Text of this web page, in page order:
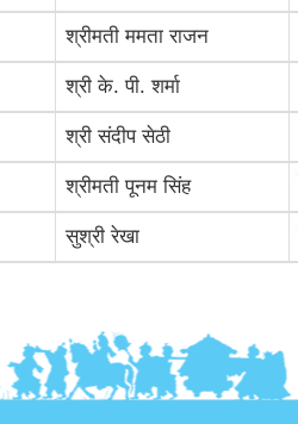
श्रीमती ममता राजन
श्री के. पी. शर्मा
श्री संदीप सेठी
श्रीमती पूनम सिंह
सुश्री रेखा